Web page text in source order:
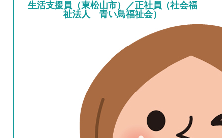
生活支援員（東松山市）／正社員（社会福
祉法人 青い鳥福祉会）